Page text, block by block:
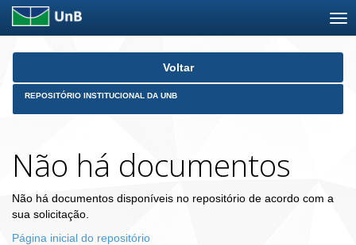
Skip
Voltar
REPOSITÓRIO INSTITUCIONAL DA UNB
Não há documentos
Não há documentos disponíveis no repositório de acordo com a
sua solicitação.
Página inicial do repositório